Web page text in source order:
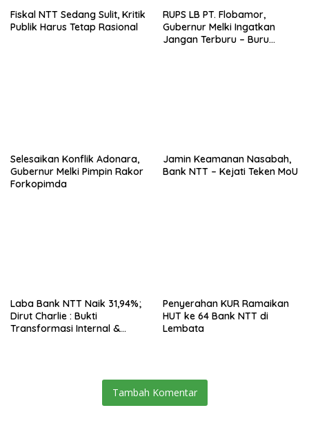
Fiskal NTT Sedang Sulit, Kritik
Publik Harus Tetap Rasional
RUPS LB PT. Flobamor,
Gubernur Melki Ingatkan
Jangan Terburu – Buru
Selesaikan Konflik Adonara,
Gubernur Melki Pimpin Rakor
Forkopimda
Jamin Keamanan Nasabah,
Bank NTT – Kejati Teken MoU
Laba Bank NTT Naik 31,94%;
Dirut Charlie : Bukti
Transformasi Internal &
Penyerahan KUR Ramaikan
HUT ke 64 Bank NTT di
Lembata
Tambah Komentar